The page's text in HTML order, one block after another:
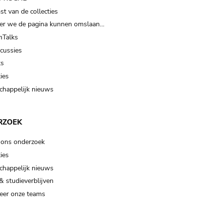
van de collecties
we de pagina kunnen omslaan…
nieuws
onderzoek
nieuws
studieverblijven
onze teams